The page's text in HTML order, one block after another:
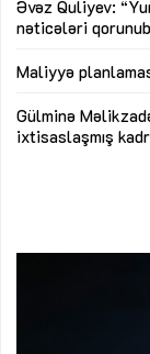
Əvəz Quliyev:
nəticələri
Maliyyə
Gülminə
ixtisaslaşmış